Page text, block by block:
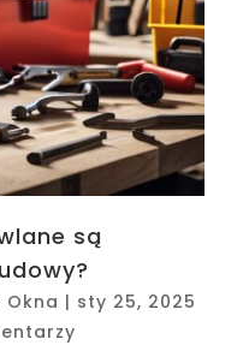
są
Okna | sty 25, 2025